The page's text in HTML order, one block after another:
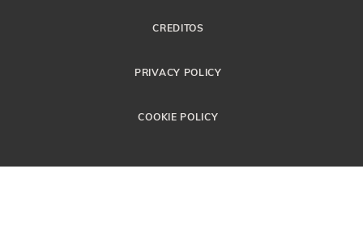
CREDITOS
PRIVACY POLICY
COOKIE POLICY